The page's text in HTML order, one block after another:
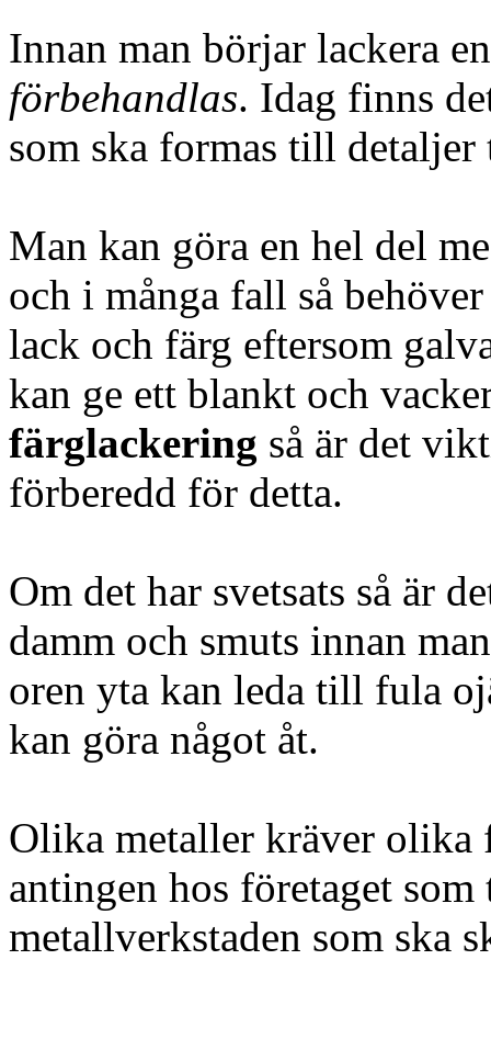
Innan man börjar lackera
förbehandlas. Idag finns
som ska formas till
Man kan göra en hel del
och i många fall så
lack och färg eftersom
kan ge ett blankt och
färglackering så är det
förberedd för detta.
Om det har svetsats så är
damm och smuts innan
oren yta kan leda till fula
kan göra något åt.
Olika metaller kräver olika
antingen hos företaget
metallverkstaden som ska